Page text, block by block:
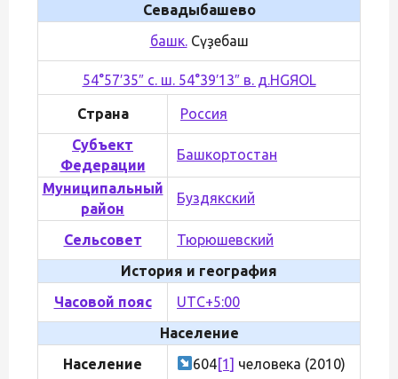
Севадыбашево
башк.Сәүәҙебаш
54°57′35″ с. ш. 54°39′13″ в. д.HGЯOL
Страна
Россия
Субъект
Федерации
Башкортостан
Муниципальный
район
Буздякский
Сельсовет
Тюрюшевский
История и география
Часовой пояс
UTC+5:00
Население
Население
604[1] человека (2010)